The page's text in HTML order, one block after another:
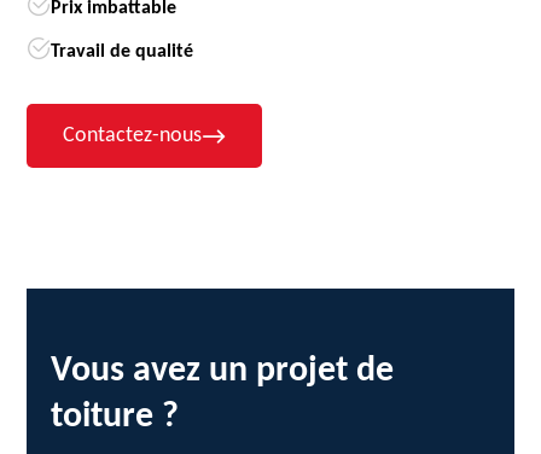
Prix imbattable
Travail de qualité
Contactez-nous
Vous avez un projet de
toiture ?